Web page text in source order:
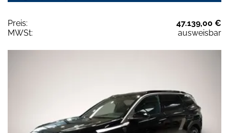
Preis:
47.139,00 €
MWSt:
ausweisbar